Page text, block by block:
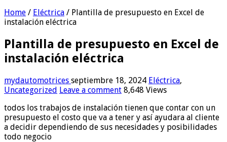
Home / Eléctrica / Plantilla de presupuesto en Excel de
instalación eléctrica
Plantilla de presupuesto en Excel de
instalación eléctrica
mydautomotrices septiembre 18, 2024 Eléctrica,
Uncategorized Leave a comment 8,648 Views
todos los trabajos de instalación tienen que contar con un
presupuesto el costo que va a tener y así ayudara al cliente
a decidir dependiendo de sus necesidades y posibilidades
todo negocio